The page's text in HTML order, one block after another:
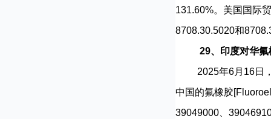
131.60%。美国国际
8708.30.5020和
29、印度对华
2025年6月16日，
中国的氟橡胶
39049000、